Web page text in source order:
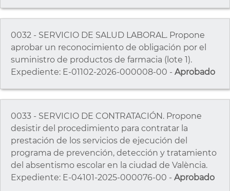
0032 - SERVICIO DE SALUD LABORAL. Propone
aprobar un reconocimiento de obligación por el
suministro de productos de farmacia (lote 1).
Expediente: E-01102-2026-000008-00 - Aprobado
0033 - SERVICIO DE CONTRATACIÓN. Propone
desistir del procedimiento para contratar la
prestación de los servicios de ejecución del
programa de prevención, detección y tratamiento
del absentismo escolar en la ciudad de València.
Expediente: E-04101-2025-000076-00 - Aprobado